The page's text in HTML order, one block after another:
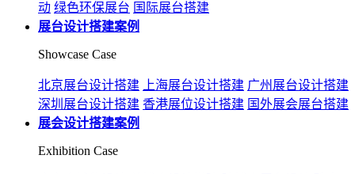
动 绿色环保展台 国际展台搭建
展台设计搭建案例
Showcase Case
北京展台设计搭建 上海展台设计搭建 广州展台设计搭建
深圳展台设计搭建 香港展位设计搭建 国外展会展台搭建
展会设计搭建案例
Exhibition Case